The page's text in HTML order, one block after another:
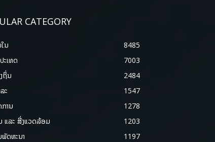
CATEGORY
ນ
8485
ະເທດ
7003
ຖິ່ນ
2484
ະ
1547
ການ
1278
ແລະ ສີ່ງແວດລ້ອມ
1203
ພັດທະນາ
1197